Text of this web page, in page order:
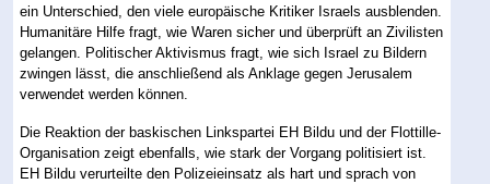
ein Unterschied, den viele europäische Kritiker Israels ausblenden.
Humanitäre Hilfe fragt, wie Waren sicher und überprüft an Zivilisten
gelangen. Politischer Aktivismus fragt, wie sich Israel zu Bildern
zwingen lässt, die anschließend als Anklage gegen Jerusalem
verwendet werden können.
Die Reaktion der baskischen Linkspartei EH Bildu und der Flottille-
Organisation zeigt ebenfalls, wie stark der Vorgang politisiert ist.
EH Bildu verurteilte den Polizeieinsatz als hart und sprach von